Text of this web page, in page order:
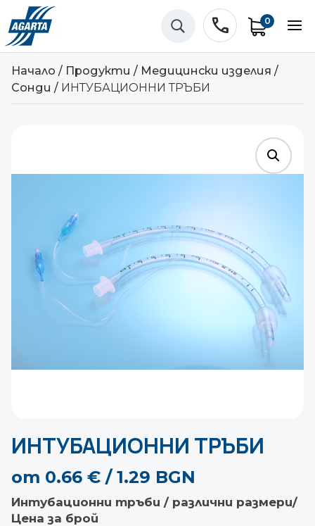
phone 0
U
Начало / Продукти / Медицински изделия /
Сонди / ИНТУБАЦИОННИ ТРЪБИ
ИНТУБАЦИОННИ ТРЪБИ
от 0.66 € / 1.29 BGN
Интубационни тръби / различни размери/
Цена за брой